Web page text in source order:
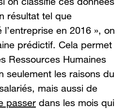
résultat tel que
l’entreprise en 2016 », on
prédictif. Cela permet
Ressources Humaines
seulement les raisons du
mais aussi de
passer dans les mois qui